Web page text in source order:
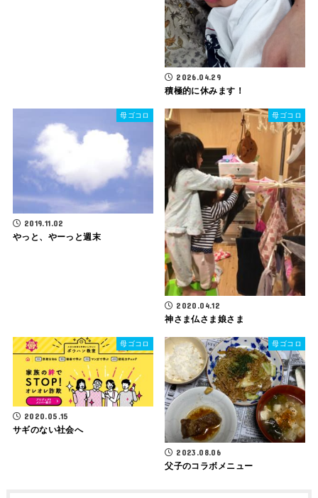
2026.04.29
積極的に休みます！
母ゴコロ
2019.11.02
やっと、やーっと週末
母ゴコロ
2020.04.12
神さま仏さま娘さま
母ゴコロ
2020.05.15
サギのない社会へ
母ゴコロ
2023.08.06
父子のコラボメニュー